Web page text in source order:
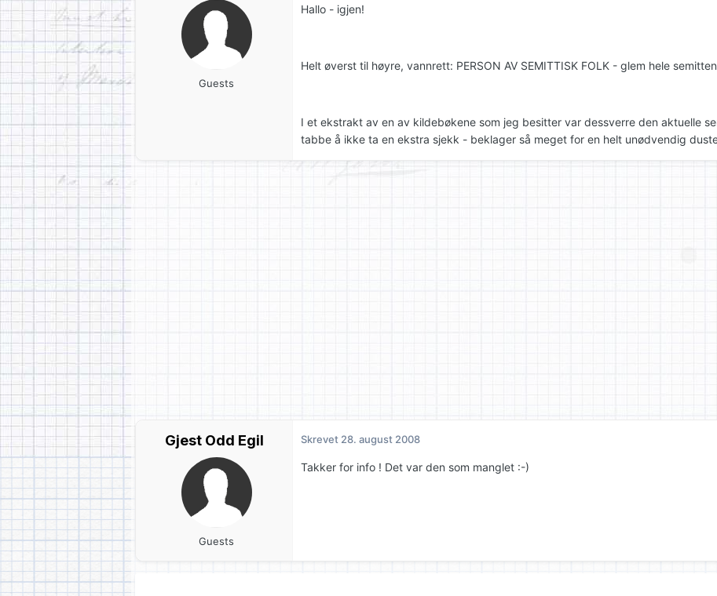
Guests
Hallo - igjen!
Helt øverst til høyre, vannrett: PERSON AV SEMITTISK FOLK - glem hele
I et ekstrakt av en av kildebøkene som jeg besitter var dessverre den aktuelle
tabbe å ikke ta en ekstra sjekk - beklager så meget for en helt unødvendig
Gjest Odd Egil
Guests
Skrevet 28. august 2008
Takker for info ! Det var den som manglet :-)